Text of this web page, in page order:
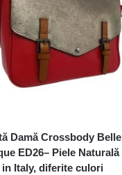
Damă Crossbody Belle
ED26– Piele Naturală
in Italy, diferite culori